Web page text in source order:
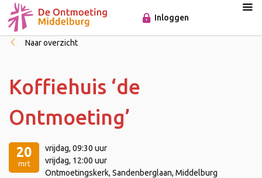
Inloggen
Naar overzicht
Koffiehuis ‘de
Ontmoeting’
20
mrt
vrijdag, 09:30 uur
vrijdag, 12:00 uur
Ontmoetingskerk, Sandenberglaan, Middelburg